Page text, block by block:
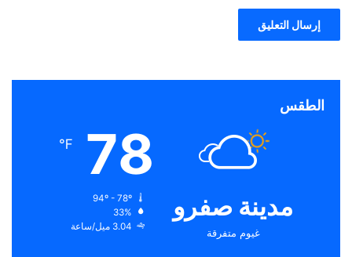
الطقس
مدينة صفرو
غيوم متفرقة
78
℉
33%
3.04 ميل/ساعة